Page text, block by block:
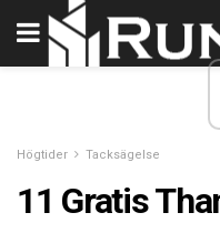
Högtider Tacksägelse
11 Gratis